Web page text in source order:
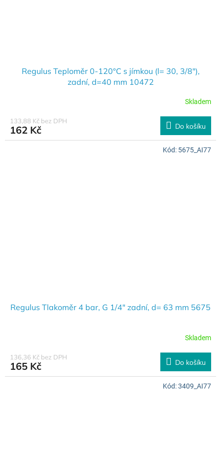
Regulus Teploměr 0-120°C s jímkou (l= 30, 3/8"),
zadní, d=40 mm 10472
Skladem
133,88 Kč bez DPH
162 Kč Do košíku
Regulus Tlakoměr 4 bar, G 1/4" zadní, d= 63 mm 5675
Skladem
136,36 Kč bez DPH
165 Kč Do košíku
Kód: 5675_AI77
Kód:3409_AI77